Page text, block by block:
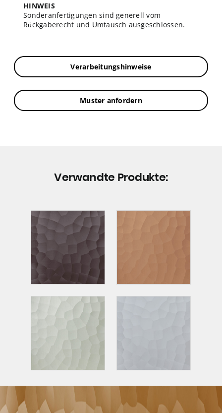
HINWEIS
Sonderanfertigungen sind generell vom
Rückgaberecht und Umtausch ausgeschlossen.
Verarbeitungshinweise
Muster anfordern
Verwandte Produkte: